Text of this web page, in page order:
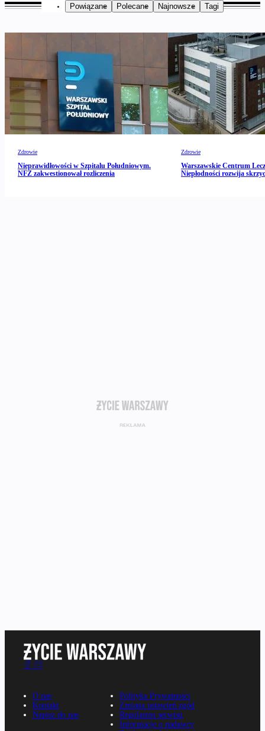
Powiązane Polecane Najnowsze Tagi
Zdrowie
Nieprawidłowości w Szpitalu Południowym.
NFZ zakwestionował rozliczenia
Zdrowie
Warszawskie Centrum
Niepłodności rozwija
O nas
Kontakt
Napisz do nas
Polityka Prywatności
Zmiana ustawień zgód
Regulamin serwisu
Informacje o nadawcy